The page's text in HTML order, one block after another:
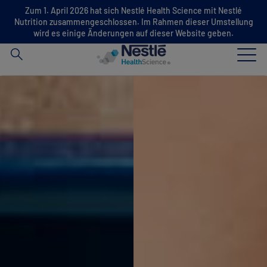
Zum 1. April 2026 hat sich Nestlé Health Science mit Nestlé
Nutrition zusammengeschlossen. Im Rahmen dieser Umstellung
wird es einige Änderungen auf dieser Website geben.
Skip to main content
Suche
nach